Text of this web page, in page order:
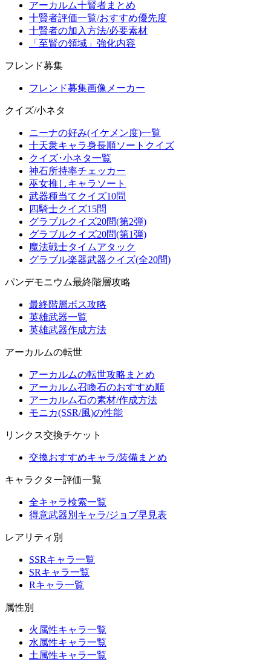
アーカルム十賢者まとめ
十賢者評価一覧/おすすめ優先度
十賢者の加入方法/必要素材
「至賢の領域」強化内容
フレンド募集
フレンド募集画像メーカー
クイズ/小ネタ
ニーナの好み(イケメン度)一覧
十天衆キャラ身長順ソートクイズ
クイズ･小ネタ一覧
神石所持率チェッカー
巫女推しキャラソート
武器種当てクイズ10問
四騎士クイズ15問
グラブルクイズ20問(第2弾)
グラブルクイズ20問(第1弾)
魔法戦士タイムアタック
グラブル楽器武器クイズ(全20問)
パンデモニウム最終階層攻略
最終階層ボス攻略
英雄武器一覧
英雄武器作成方法
アーカルムの転世
アーカルムの転世攻略まとめ
アーカルム召喚石のおすすめ順
アーカルム石の素材/作成方法
モニカ(SSR/風)の性能
リンクス交換チケット
交換おすすめキャラ/装備まとめ
キャラクター評価一覧
全キャラ検索一覧
得意武器別キャラ/ジョブ早見表
レアリティ別
SSRキャラ一覧
SRキャラ一覧
Rキャラ一覧
属性別
火属性キャラ一覧
水属性キャラ一覧
土属性キャラ一覧